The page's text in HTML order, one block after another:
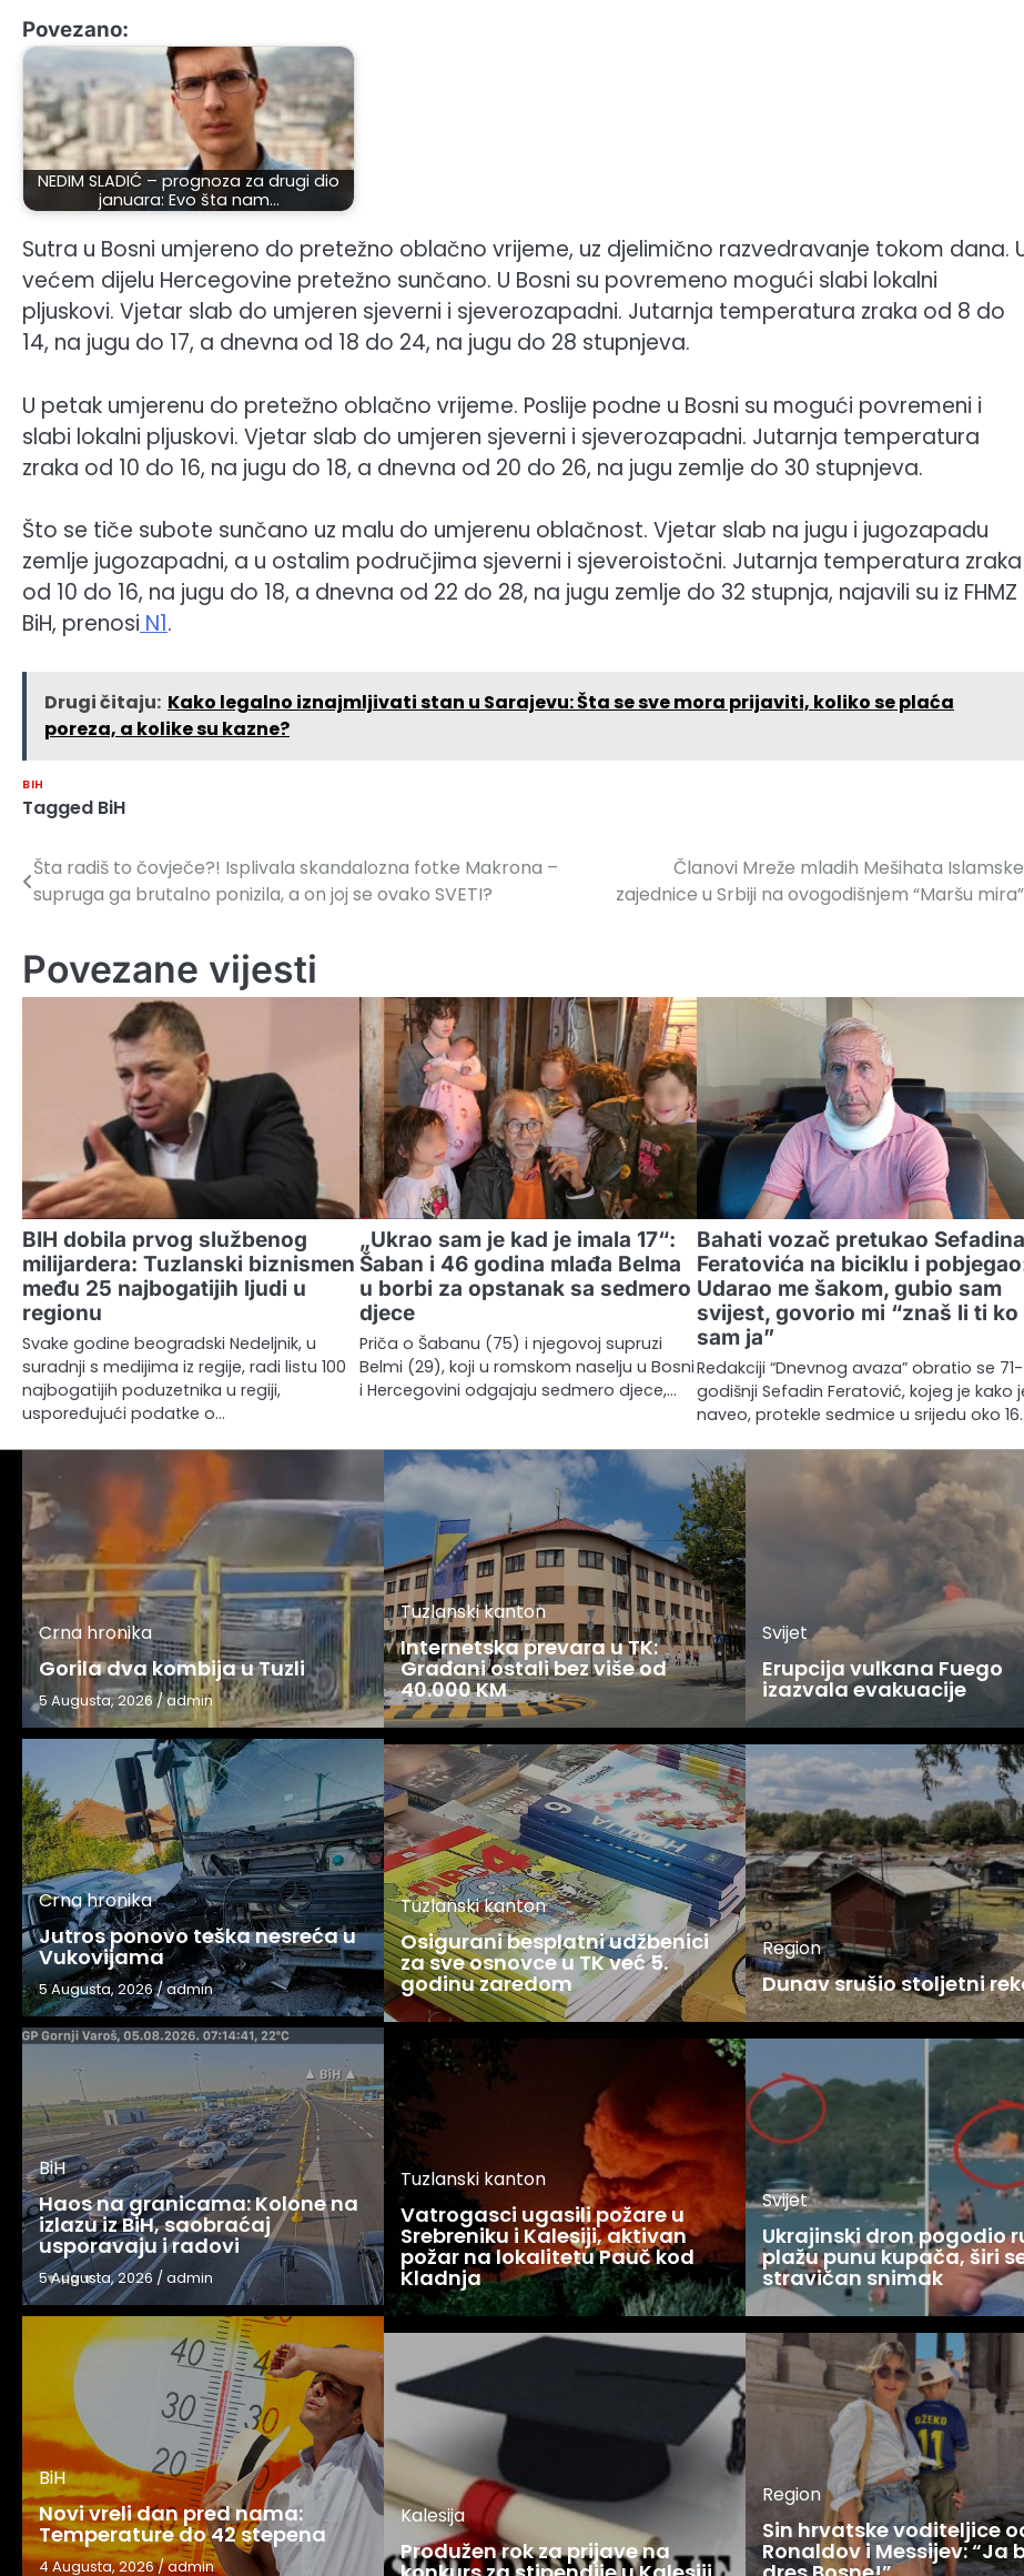
Povezano:
NEDIM SLADIĆ – prognoza za drugi dio
januara: Evo šta nam…
Sutra u Bosni umjereno do pretežno oblačno vrijeme, uz djelimično razvedravanje tokom dana.
većem dijelu Hercegovine pretežno sunčano. U Bosni su povremeno mogući slabi lokalni
pljuskovi. Vjetar slab do umjeren sjeverni i sjeverozapadni. Jutarnja temperatura zraka od 8 do
14, na jugu do 17, a dnevna od 18 do 24, na jugu do 28 stupnjeva.
U petak umjerenu do pretežno oblačno vrijeme. Poslije podne u Bosni su mogući povremeni i
slabi lokalni pljuskovi. Vjetar slab do umjeren sjeverni i sjeverozapadni. Jutarnja temperatura
zraka od 10 do 16, na jugu do 18, a dnevna od 20 do 26, na jugu zemlje do 30 stupnjeva.
Što se tiče subote sunčano uz malu do umjerenu oblačnost. Vjetar slab na jugu i jugozapadu
zemlje jugozapadni, a u ostalim područjima sjeverni i sjeveroistočni. Jutarnja temperatura zraka
od 10 do 16, na jugu do 18, a dnevna od 22 do 28, na jugu zemlje do 32 stupnja, najavili su iz FHMZ
BiH, prenosi N1.
Drugi čitaju: Kako legalno iznajmljivati stan u Sarajevu: Šta se sve mora prijaviti, koliko se plaća
poreza, a kolike su kazne?
BIH
Tagged BiH
Navigacija
članaka
Šta radiš to čovječe?! Isplivala skandalozna fotke Makrona –
supruga ga brutalno ponizila, a on joj se ovako SVETI?
Članovi Mreže mladih Mešihata Islamske
zajednice u Srbiji na ovogodišnjem “Maršu mira”
Povezane vijesti
BIH dobila prvog službenog
milijardera: Tuzlanski biznismen
među 25 najbogatijih ljudi u
regionu
Svake godine beogradski Nedeljnik, u
suradnji s medijima iz regije, radi listu 100
najbogatijih poduzetnika u regiji,
uspoređujući podatke o…
„Ukrao sam je kad je imala 17“:
Šaban i 46 godina mlađa Belma
u borbi za opstanak sa sedmero
djece
Priča o Šabanu (75) i njegovoj supruzi
Belmi (29), koji u romskom naselju u Bosni
i Hercegovini odgajaju sedmero djece,…
Bahati vozač pretukao Sefadina
Feratovića na biciklu i
Udarao me šakom, gubio sam
svijest, govorio mi “znaš li ti ko
sam ja”
Redakciji “Dnevnog avaza” obratio se 71-
godišnji Sefadin Feratović, kojeg je kako
naveo, protekle sedmice u srijedu oko
Crna hronika
Gorila dva kombija u Tuzli
5 Augusta, 2026/admin
Crna hronika
Jutros ponovo teška nesreća u
Vukovijama
5 Augusta, 2026/admin
BiH
Haos na granicama: Kolone na
izlazu iz BiH, saobraćaj
usporavaju i radovi
5 Augusta, 2026 /admin
BiH
Novi vreli dan pred nama:
Temperature do 42 stepena
4 Augusta, 2026/admin
Tuzlanski kanton
Internetska prevara u TK:
Građani ostali bez više od
40.000 KM
Tuzlanski kanton
Osigurani besplatni udžbenici
za sve osnovce u TK već 5.
godinu zaredom
Tuzlanski kanton
Vatrogasci ugasili požare u
Srebreniku i Kalesiji, aktivan
požar na lokalitetu Pauč kod
Kladnja
Kalesija
Produžen rok za prijave na
Svijet
Erupcija vulkana Fuego
izazvala evakuacije
Region
Dunav srušio stoljetni
Svijet
Ukrajinski dron pogodio
plažu punu kupača, širi
stravičan snimak
Region
Sin hrvatske voditeljice
Ronaldov i Messijev: “Ja